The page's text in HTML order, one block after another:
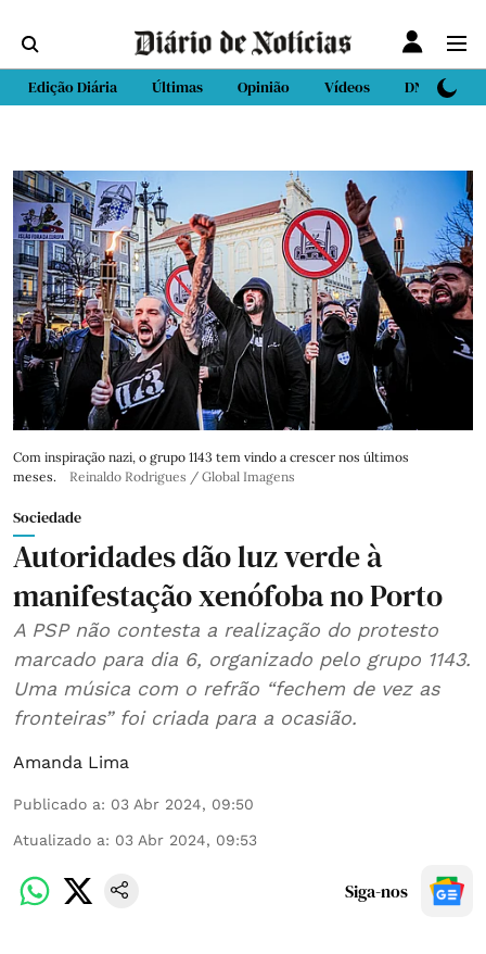
Edição Diária Últimas Opinião Vídeos DN Sport
Com inspiração nazi, o grupo 1143 tem vindo a crescer nos últimos
meses.
Reinaldo Rodrigues / Global Imagens
Sociedade
Autoridades dão luz verde à
manifestação xenófoba no Porto
A PSP não contesta a realização do protesto
marcado para dia 6, organizado pelo grupo 1143.
Uma música com o refrão “fechem de vez as
fronteiras” foi criada para a ocasião.
Amanda Lima
Publicado a: 03 Abr 2024, 09:50
Atualizado a: 03 Abr 2024, 09:53
Siga-nos